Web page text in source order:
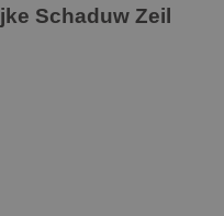
Schaduw Zeil